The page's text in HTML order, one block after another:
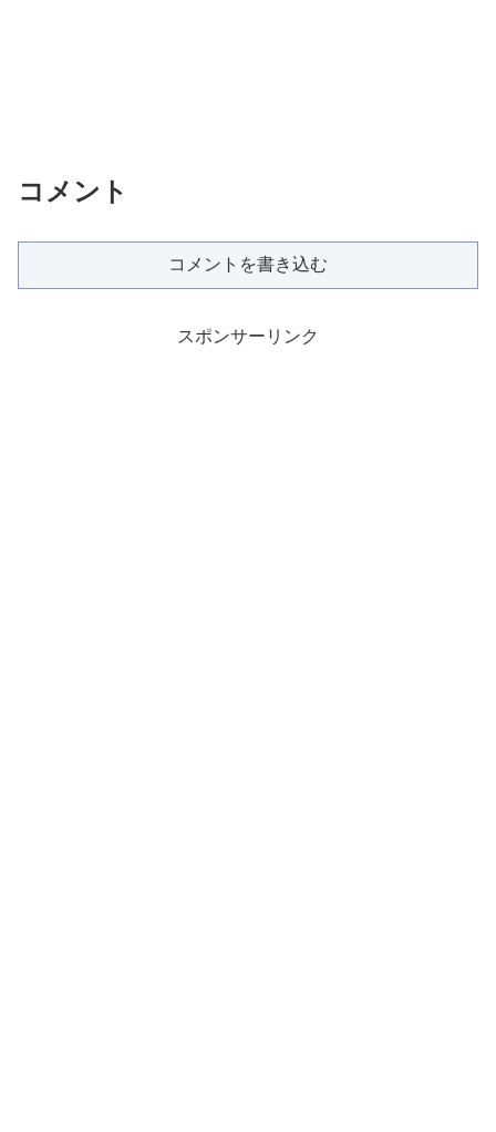
コメント
コメントを書き込む
スポンサーリンク